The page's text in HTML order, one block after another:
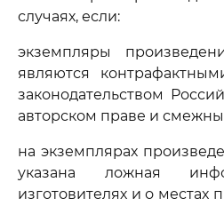
случаях, если:
экземпляры
являются
законодательством
авторском праве и
на экземплярах
указана ложная
изготовителях и о местах